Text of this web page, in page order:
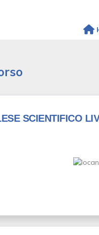
SCIENTIFICO